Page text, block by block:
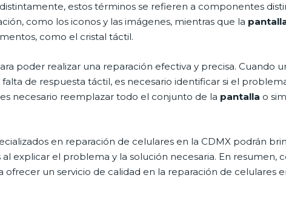
estos términos se refieren a componentes
como los iconos y las imágenes, mientras que la
como el cristal táctil.
poder realizar una reparación efectiva y precisa. Cuando
de respuesta táctil, es necesario identificar si el
necesario reemplazar todo el conjunto de la pantalla o
en reparación de celulares en la CDMX podrán
explicar el problema y la solución necesaria. En resumen,
ofrecer un servicio de calidad en la reparación de celulares